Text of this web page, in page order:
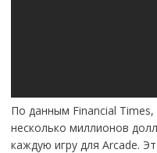
По данным Financial
несколько миллионов
каждую игру для Arcade.